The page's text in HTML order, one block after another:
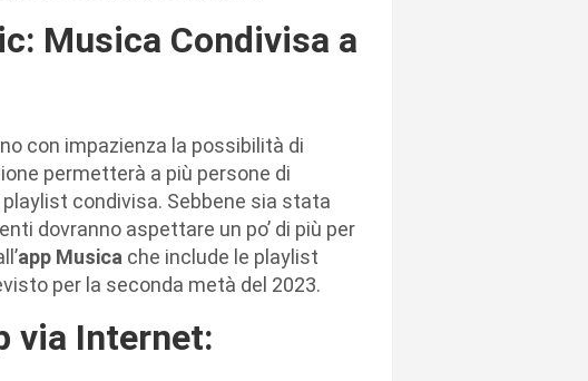
Musica Condivisa a
con impazienza la possibilità di
permetterà a più persone di
condivisa. Sebbene sia stata
dovranno aspettare un po’ di più per
app Musica che include le playlist
per la seconda metà del 2023.
via Internet: